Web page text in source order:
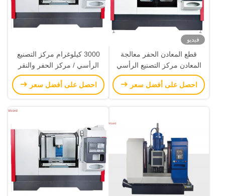
فيديو
قطع المعادن الحفر معالجة
المعادن مركز التصنيع الرأسي
النظام الذكي
احصل على أفضل سعر
3000 كيلوغرام مركز التصنيع
الرأسي / مركز الحفر والنقر
نظام التحكم CNC
احصل على أفضل سعر